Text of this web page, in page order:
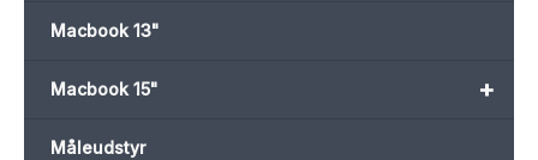
Macbook 13"
+
Macbook 15"
Måleudstyr